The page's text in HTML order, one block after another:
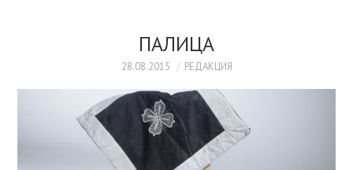
ПАЛИЦА
28.08.2015 РЕДАКЦИЯ